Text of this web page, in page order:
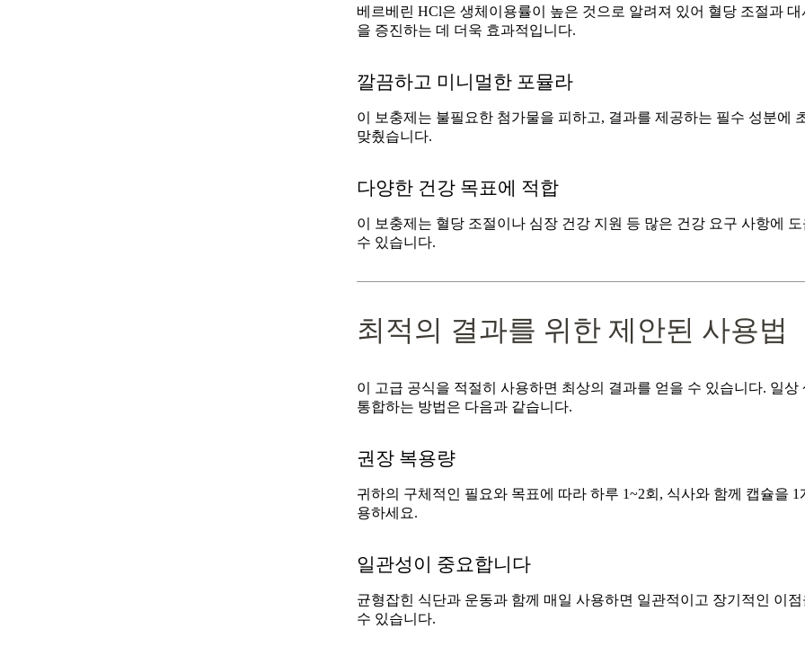
베르베린 HCl은 생체이용률이 높은 것으로 알려져 있어 혈당 조절과 대
을 증진하는 데 더욱 효과적입니다.
깔끔하고 미니멀한 포뮬라
이 보충제는 불필요한 첨가물을 피하고, 결과를 제공하는 필수 성분에
맞췄습니다.
다양한 건강 목표에 적합
이 보충제는 혈당 조절이나 심장 건강 지원 등 많은 건강 요구 사항에 도
수 있습니다.
최적의 결과를 위한 제안된 사용법
이 고급 공식을 적절히 사용하면 최상의 결과를 얻을 수 있습니다. 일상
통합하는 방법은 다음과 같습니다.
권장 복용량
귀하의 구체적인 필요와 목표에 따라 하루 1~2회, 식사와 함께 캡슐을 1
용하세요.
일관성이 중요합니다
균형잡힌 식단과 운동과 함께 매일 사용하면 일관적이고 장기적인 이점
수 있습니다.